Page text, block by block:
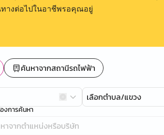
ทางต่อไปในอาชีพรอคุณอยู่
ค้นหาจากสถานีรถไฟฟ้า
เลือกตำบล/แขวง
งการค้นหา